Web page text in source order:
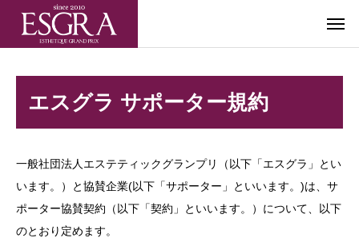
エスグラ サポーター規約
一般社団法人エステティックグランプリ（以下「エスグラ」とい
います。）と協賛企業(以下「サポーター」といいます。)は、サ
ポーター協賛契約（以下「契約」といいます。）について、以下
のとおり定めます。